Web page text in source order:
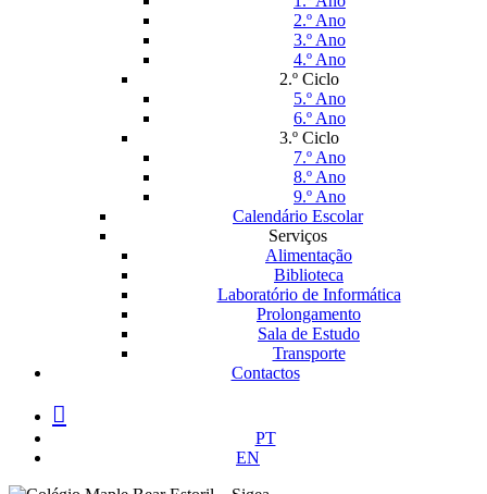
2.º Ano
3.º Ano
4.º Ano
2.º Ciclo
5.º Ano
6.º Ano
3.º Ciclo
7.º Ano
8.º Ano
9.º Ano
Calendário Escolar
Serviços
Alimentação
Biblioteca
Laboratório de Informática
Prolongamento
Sala de Estudo
Transporte
Contactos
facebook
instagram
medium
PT
EN